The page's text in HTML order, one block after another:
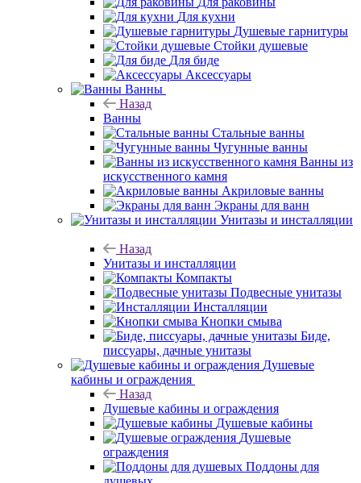
Для кухни
Душевые гарнитуры
Стойки душевые
Для биде
Аксессуары
Ванны
Назад
Ванны
Стальные ванны
Чугунные ванны
Ванны из
искусственного камня
Акриловые ванны
Экраны для ванн
Унитазы и инсталляции
Назад
Унитазы и инсталляции
Компакты
Подвесные унитазы
Инсталляции
Кнопки смыва
Биде,
писсуары, дачные унитазы
Душевые
кабины и ограждения
Назад
Душевые кабины и ограждения
Душевые кабины
Душевые
ограждения
Поддоны для